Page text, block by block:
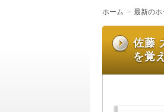
ホーム 最新のホ
佐藤
を覚